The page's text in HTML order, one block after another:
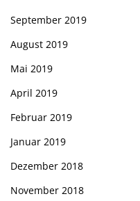
September 2019
August 2019
Mai 2019
April 2019
Februar 2019
Januar 2019
Dezember 2018
November 2018